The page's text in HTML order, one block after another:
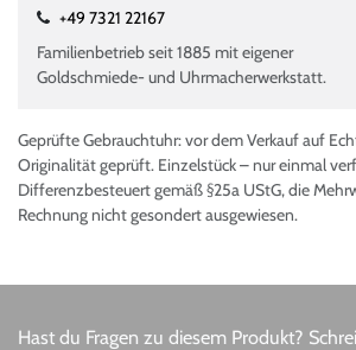
+49 7321 22167
Familienbetrieb seit 1885 mit eigener
Goldschmiede- und Uhrmacherwerkstatt.
Geprüfte Gebrauchtuhr: vor dem Verkauf auf
Originalität geprüft. Einzelstück – nur einmal
Differenzbesteuert gemäß §25a UStG, die
Rechnung nicht gesondert ausgewiesen.
Hast du Fragen zu diesem Produkt?